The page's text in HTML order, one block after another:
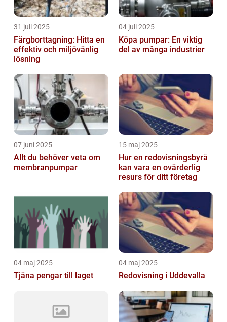
31 juli 2025
Färgborttagning: Hitta en
effektiv och miljövänlig
lösning
04 juli 2025
Köpa pumpar: En viktig
del av många industrier
07 juni 2025
Allt du behöver veta om
membranpumpar
15 maj 2025
Hur en redovisningsbyrå
kan vara en ovärderlig
resurs för ditt företag
04 maj 2025
Tjäna pengar till laget
04 maj 2025
Redovisning i Uddevalla